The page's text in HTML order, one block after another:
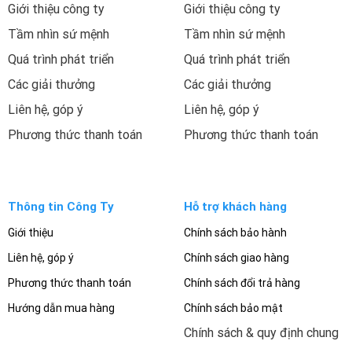
Giới thiệu công ty
Tầm nhìn sứ mệnh
Quá trình phát triển
Các giải thưởng
Liên hệ, góp ý
Phương thức thanh toán
Giới thiệu công ty
Tầm nhìn sứ mệnh
Quá trình phát triển
Các giải thưởng
Liên hệ, góp ý
Phương thức thanh toán
Thông tin Công Ty
Giới thiệu
Liên hệ, góp ý
Phương thức thanh toán
Hướng dẫn mua hàng
Hỗ trợ khách hàng
Chính sách bảo hành
Chính sách giao hàng
Chính sách đổi trả hàng
Chính sách bảo mật
Chính sách & quy định chung